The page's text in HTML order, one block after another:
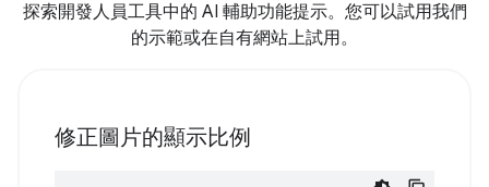
探索開發人員工具中的 AI 輔助功能提示。您可以試用我們
的示範或在自有網站上試用。
修正圖片的顯示比例